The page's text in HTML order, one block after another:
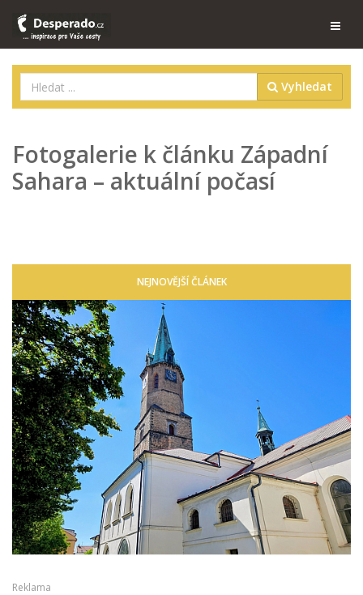
Vyhledat
Fotogalerie k článku Západní
Sahara – aktuální počasí
NEJNOVĚJŠÍ ČLÁNEK
Reklama